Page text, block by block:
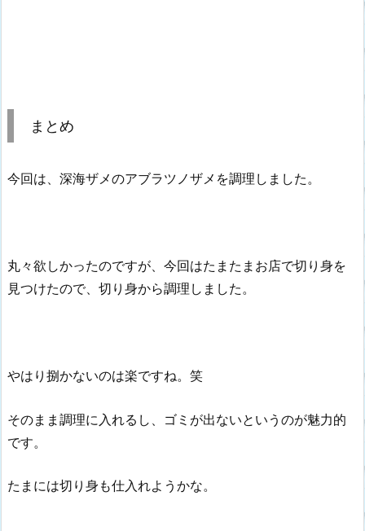
まとめ
今回は、深海ザメのアブラツノザメを調理しました。
丸々欲しかったのですが、今回はたまたまお店で切り身を
見つけたので、切り身から調理しました。
やはり捌かないのは楽ですね。笑
そのまま調理に入れるし、ゴミが出ないというのが魅力的
です。
たまには切り身も仕入れようかな。